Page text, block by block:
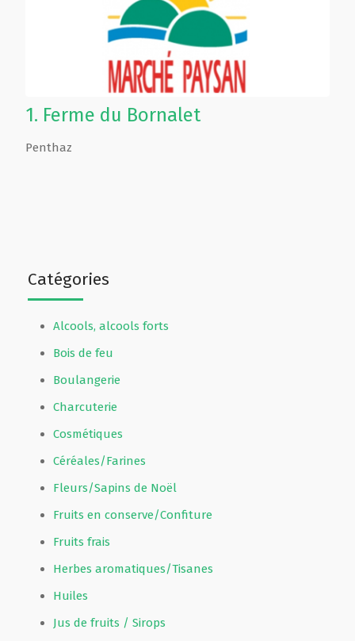
Catégories
Alcools, alcools forts
Bois de feu
Boulangerie
Charcuterie
Cosmétiques
Céréales/Farines
Fleurs/Sapins de Noël
Fruits en conserve/Confiture
Fruits frais
Herbes aromatiques/Tisanes
Huiles
Jus de fruits / Sirops
1. Ferme du Bornalet
Penthaz